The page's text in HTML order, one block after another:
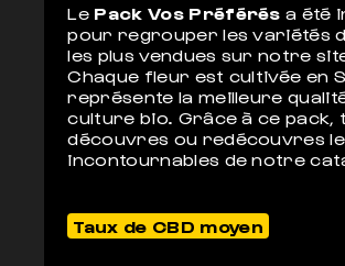
Le Pack Vos Préférés a été
pour regrouper les variétés
les plus vendues sur notre
Chaque fleur est cultivée en
représente la meilleure
culture bio. Grâce à ce pack,
découvres ou redécouvres
incontournables de notre
Taux de CBD moyen